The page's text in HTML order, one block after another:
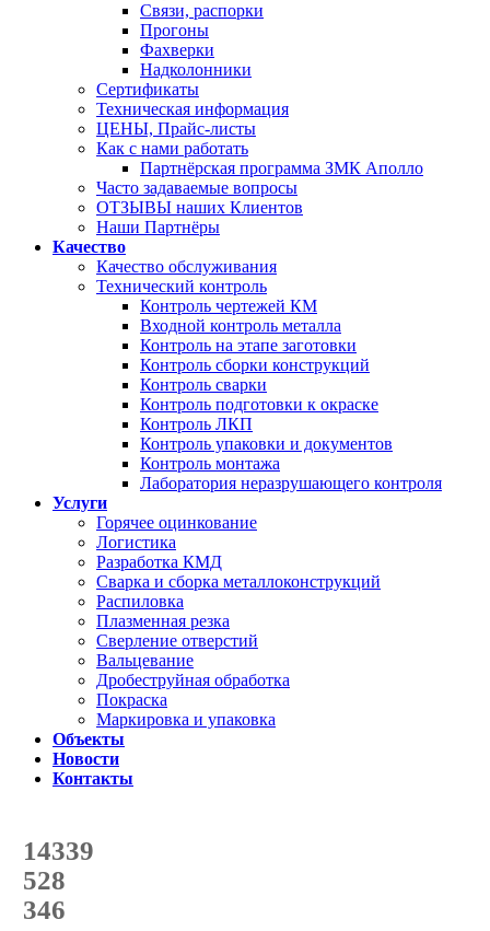
Связи, распорки
Прогоны
Фахверки
Надколонники
Сертификаты
Техническая информация
ЦЕНЫ, Прайс-листы
Как с нами работать
Партнёрская программа ЗМК Аполло
Часто задаваемые вопросы
ОТЗЫВЫ наших Клиентов
Наши Партнёры
Качество
Качество обслуживания
Технический контроль
Контроль чертежей КМ
Входной контроль металла
Контроль на этапе заготовки
Контроль сборки конструкций
Контроль сварки
Контроль подготовки к окраске
Контроль ЛКП
Контроль упаковки и документов
Контроль монтажа
Лаборатория неразрушающего контроля
Услуги
Горячее оцинкование
Логистика
Разработка КМД
Сварка и сборка металлоконструкций
Распиловка
Плазменная резка
Сверление отверстий
Вальцевание
Дробеструйная обработка
Покраска
Маркировка и упаковка
Объекты
Новости
Контакты
14339
с начала года
528
с начала месяца
346
с начала недели